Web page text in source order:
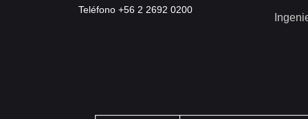
Teléfono +56 2 2692 0200